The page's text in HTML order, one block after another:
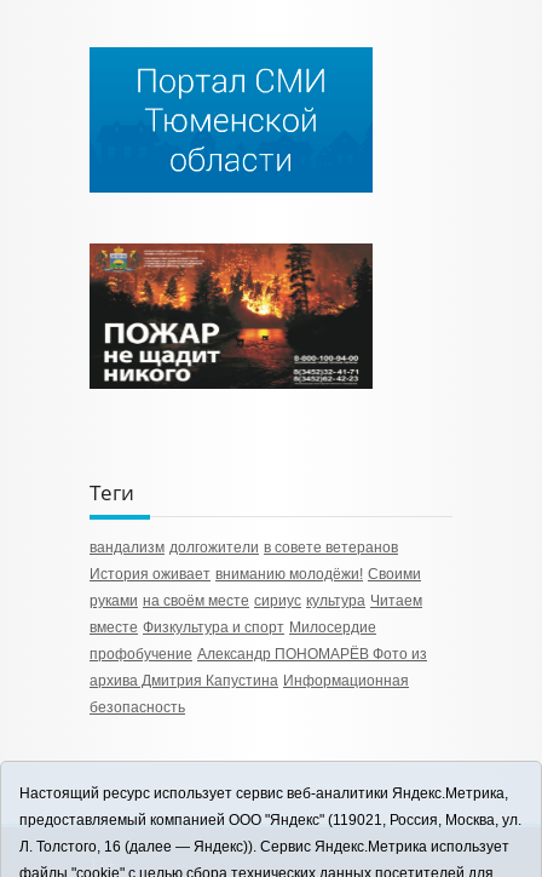
Теги
вандализм долгожители в совете ветеранов
История оживает вниманию молодёжи! Своими
руками на своём месте сириус культура Читаем
вместе Физкультура и спорт Милосердие
профобучение Александр ПОНОМАРЁВ Фото из
архива Дмитрия Капустина Информационная
безопасность
12+
Настоящий ресурс использует сервис веб-аналитики Яндекс.Метрика,
предоставляемый компанией ООО "Яндекс" (119021, Россия, Москва, ул.
Л. Толстого, 16 (далее — Яндекс)). Сервис Яндекс.Метрика использует
файлы "cookie" с целью сбора технических данных посетителей для